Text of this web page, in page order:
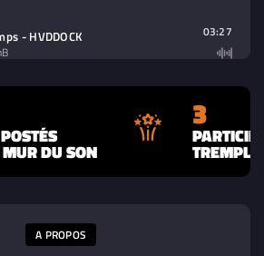
- HVDDOCK 03:27
DU SON
3
A PROPOS